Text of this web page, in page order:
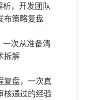
析，开发团队
布策略复盘
一次从准备清
拆解
复盘，一次真
核通过的经验